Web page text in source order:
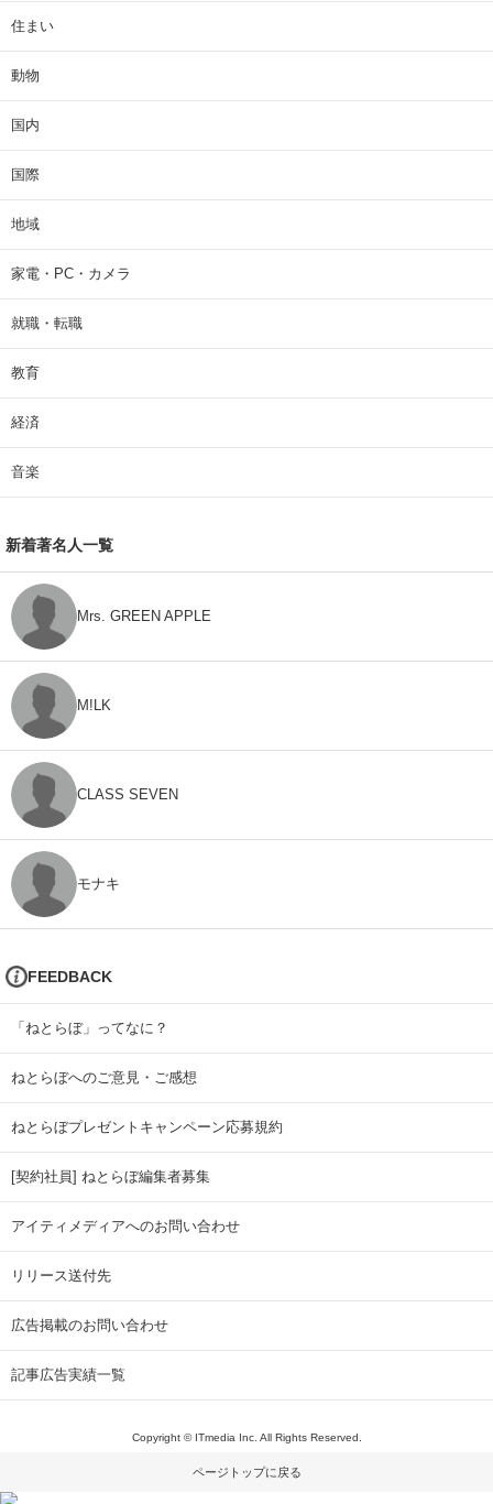
住まい
動物
国内
国際
地域
家電・PC・カメラ
就職・転職
教育
経済
音楽
新着著名人一覧
Mrs. GREEN APPLE
M!LK
CLASS SEVEN
モナキ
FEEDBACK
「ねとらぼ」ってなに？
ねとらぼへのご意見・ご感想
ねとらぼプレゼントキャンペーン応募規約
[契約社員] ねとらぼ編集者募集
アイティメディアへのお問い合わせ
リリース送付先
広告掲載のお問い合わせ
記事広告実績一覧
Copyright © ITmedia Inc. All Rights Reserved.
ページトップに戻る